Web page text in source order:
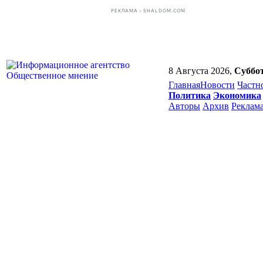
РЕКЛАМА • SHALDOM.COM
8 Августа 2026,
ГлавнаяНовости
Политика Экономика
Авторы Архив